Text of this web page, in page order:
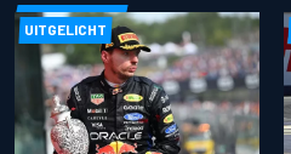
UITGELICHT